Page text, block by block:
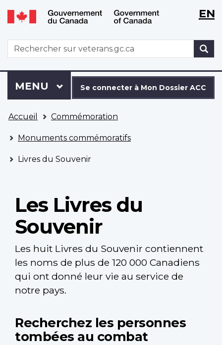
Aller
au
principal
Passer
à
version
HTML
simplifiée
WxT
WxTEN
WxT
Search
form
connecter
à
Dossier
ACC
Se connecter à Mon Dossier ACC
Menu
MENU PRINCIPAL
êtes
ici
Accueil Commémoration
Monuments commémoratifs
Livres du Souvenir
Les Livres du
Souvenir
Les huit Livres du Souvenir contiennent
les noms de plus de 120 000 Canadiens
qui ont donné leur vie au service de
notre pays.
Recherchez les personnes
tombées au combat